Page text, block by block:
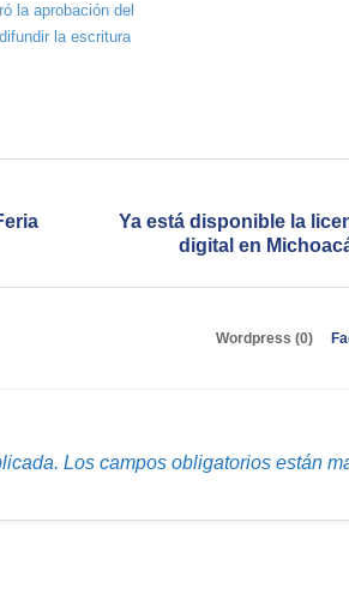
la aprobación del
la escritura
Ya está disponible la
digital en
Wordpress (0)
Los campos obligatorios están